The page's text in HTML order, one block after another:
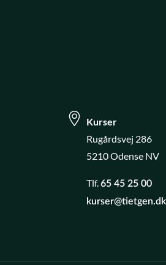
Kurser
Rugårdsvej 286
5210 Odense NV
Tlf.65 45 25 00
kurser@tietgen.dk